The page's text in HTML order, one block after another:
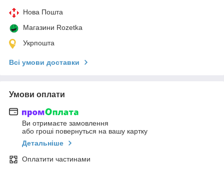
Нова Пошта
Магазини Rozetka
Укрпошта
Всі умови доставки
Умови оплати
Ви отримаєте замовлення
або гроші повернуться на вашу картку
Детальніше
Оплатити частинами